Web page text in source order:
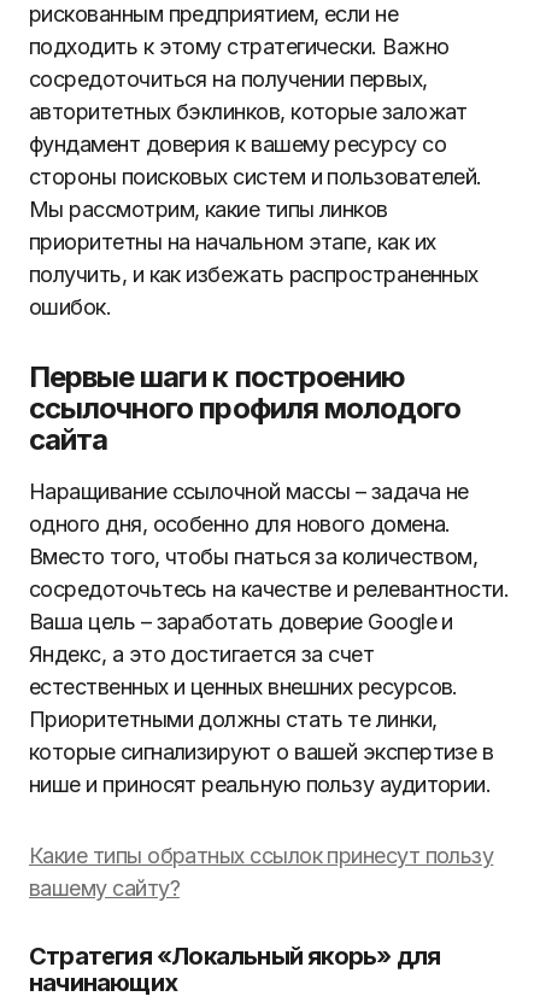
рискованным предприятием, если не
подходить к этому стратегически. Важно
сосредоточиться на получении первых,
авторитетных бэклинков, которые заложат
фундамент доверия к вашему ресурсу со
стороны поисковых систем и пользователей.
Мы рассмотрим, какие типы линков
приоритетны на начальном этапе, как их
получить, и как избежать распространенных
ошибок.
Первые шаги к построению
ссылочного профиля молодого
сайта
Наращивание ссылочной массы – задача не
одного дня, особенно для нового домена.
Вместо того, чтобы гнаться за количеством,
сосредоточьтесь на качестве и релевантности.
Ваша цель – заработать доверие Google и
Яндекс, а это достигается за счет
естественных и ценных внешних ресурсов.
Приоритетными должны стать те линки,
которые сигнализируют о вашей экспертизе в
нише и приносят реальную пользу аудитории.
Какие типы обратных ссылок принесут пользу
вашему сайту?
Стратегия «Локальный якорь» для
начинающих